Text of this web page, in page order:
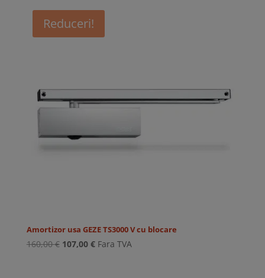
Reduceri!
Amortizor usa GEZE TS3000 V cu blocare
160,00€ Prețul
107,00 €Prețul
Fara TVA